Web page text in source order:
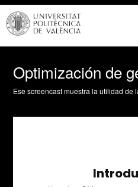
Optimización de